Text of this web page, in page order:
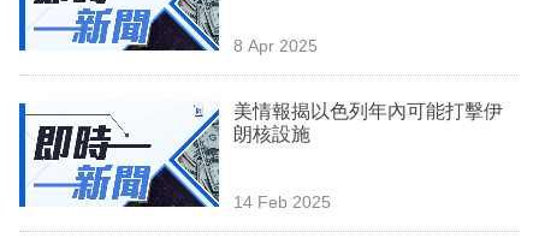
8 Apr 2025
美情報揭以色列年內可能打擊伊
朗核設施
14 Feb 2025